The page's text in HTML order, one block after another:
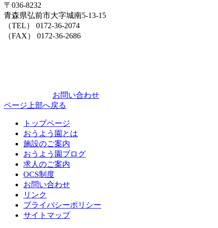
〒036-8232
青森県弘前市大字城南5-13-15
（TEL） 0172-36-2074
（FAX） 0172-36-2686
お問い合わせ
ページ上部へ戻る
トップページ
おうよう園とは
施設のご案内
おうよう園ブログ
求人のご案内
OCS制度
お問い合わせ
リンク
プライバシーポリシー
サイトマップ